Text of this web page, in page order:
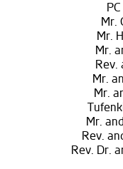
Mr.
Mr.
Mr.
Rev.
Mr.
Mr.
Mr.
Rev.
Rev. Dr.